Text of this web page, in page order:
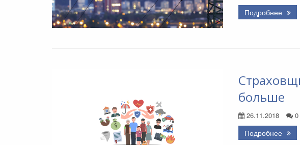
Подробнее
больше
26.11.2018 0
Подробнее